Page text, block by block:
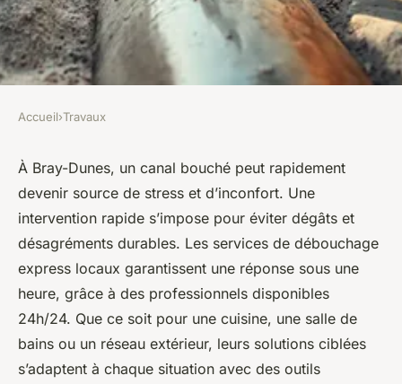
Services de débouchage
rapide des canalisations à
bray-dunes
Léana•6 octobre 2025•6 min de lecture
Accueil›Travaux
À Bray-Dunes, un canal bouché peut rapidement
devenir source de stress et d’inconfort. Une
intervention rapide s’impose pour éviter dégâts et
désagréments durables. Les services de débouchage
express locaux garantissent une réponse sous une
heure, grâce à des professionnels disponibles
24h/24. Que ce soit pour une cuisine, une salle de
bains ou un réseau extérieur, leurs solutions ciblées
s’adaptent à chaque situation avec des outils